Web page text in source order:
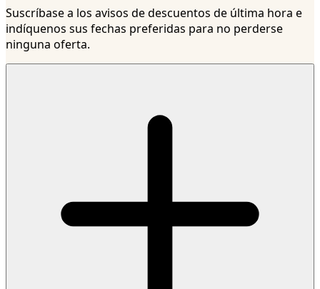
Suscríbase a los avisos de descuentos de última hora e
indíquenos sus fechas preferidas para no perderse
ninguna oferta.